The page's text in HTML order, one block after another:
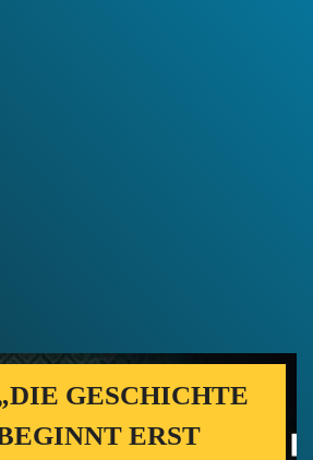
GESCHICHTE
ERST